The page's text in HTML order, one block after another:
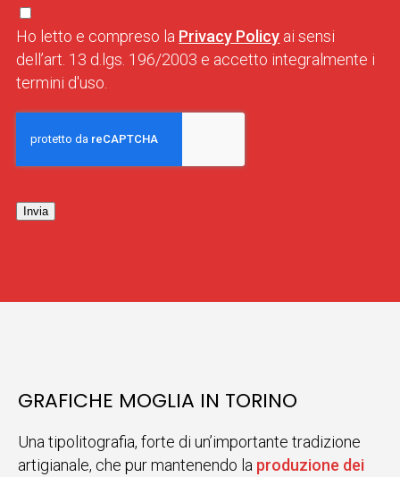
Ho letto e compreso la Privacy Policy ai sensi
dell’art. 13 d.lgs. 196/2003 e accetto integralmente i
termini d'uso.
Invia
GRAFICHE MOGLIA IN TORINO
Una tipolitografia, forte di un’importante tradizione
artigianale, che pur mantenendo la produzione dei